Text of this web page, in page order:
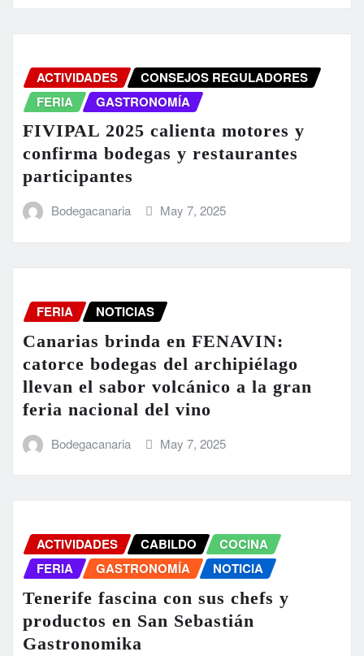
ACTIVIDADES
CONSEJOS REGULADORES
FERIA
GASTRONOMÍA
FIVIPAL 2025 calienta motores y
confirma bodegas y restaurantes
participantes
Bodegacanaria May 7, 2025
FERIA NOTICIAS
Canarias brinda en FENAVIN:
catorce bodegas del archipiélago
llevan el sabor volcánico a la gran
feria nacional del vino
Bodegacanaria May 7, 2025
ACTIVIDADES CABILDO
COCINA
FERIA
GASTRONOMÍA NOTICIA
Tenerife fascina con sus chefs y
productos en San Sebastián
Gastronomika